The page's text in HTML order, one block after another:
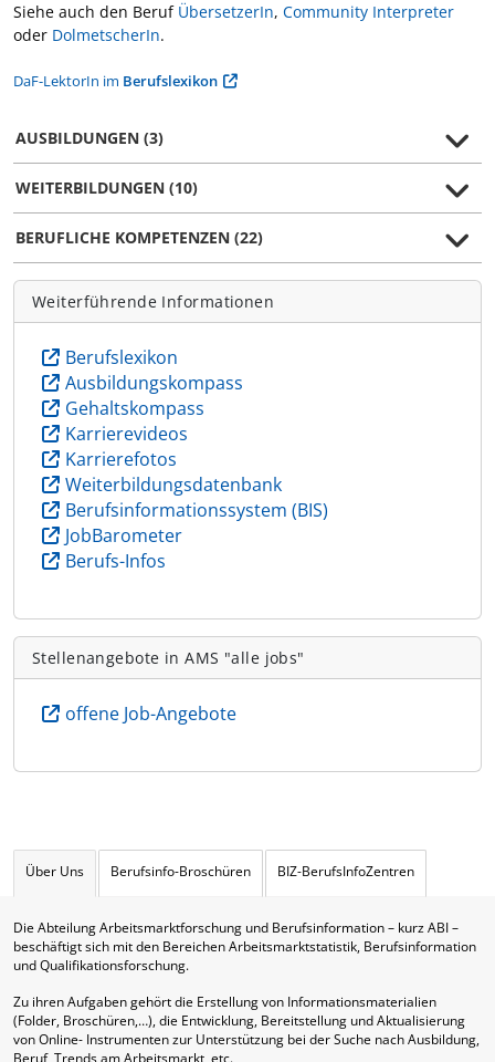
Siehe auch den Beruf ÜbersetzerIn, Community Interpreter
oder DolmetscherIn.
DaF-LektorIn im Berufslexikon
AUSBILDUNGEN (3)
WEITERBILDUNGEN (10)
BERUFLICHE KOMPETENZEN (22)
Weiterführende Informationen
Berufslexikon
Ausbildungskompass
Gehaltskompass
Karrierevideos
Karrierefotos
Weiterbildungsdatenbank
Berufsinformationssystem (BIS)
JobBarometer
Berufs-Infos
Stellenangebote in AMS "alle jobs"
offene Job-Angebote
Über Uns Berufsinfo-Broschüren BIZ-BerufsInfoZentren
Die Abteilung Arbeitsmarktforschung und Berufsinformation – kurz ABI –
beschäftigt sich mit den Bereichen Arbeitsmarktstatistik, Berufsinformation
und Qualifikationsforschung.
Zu ihren Aufgaben gehört die Erstellung von Informationsmaterialien
(Folder, Broschüren,…), die Entwicklung, Bereitstellung und Aktualisierung
von Online- Instrumenten zur Unterstützung bei der Suche nach Ausbildung,
Beruf, Trends am Arbeitsmarkt, etc.